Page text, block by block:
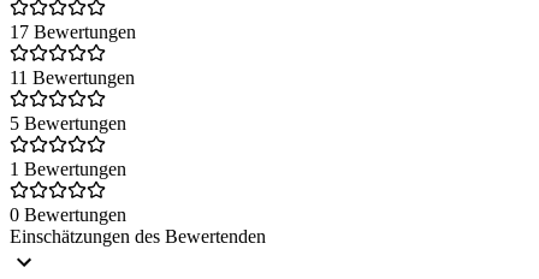
17 Bewertungen
11 Bewertungen
5 Bewertungen
1 Bewertungen
0 Bewertungen
Einschätzungen des Bewertenden